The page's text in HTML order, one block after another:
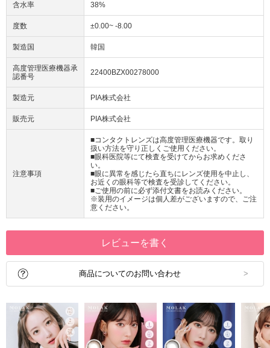
含水率 38%
度数 ±0.00~ -8.00
製造国 韓国
高度管理医療機器承
認番号
22400BZX00278000
製造元 PIA株式会社
販売元 PIA株式会社
注意事項
■コンタクトレンズは高度管理医療機器です。取り
扱い方法を守り正しくご使用ください。
■眼科医院等にて検査を受けてからお求めくださ
い。
■眼に異常を感じたら直ちにレンズ使用を中止し、
お近くの眼科等で検査を受診してください。
■ご使用の前に必ず添付文書をお読みください。
※装用のイメージは個人差がございますので、ご注
意ください。
レビューを書く
商品についてのお問い合わせ